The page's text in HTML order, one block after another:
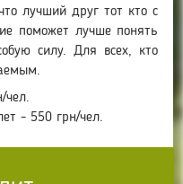
лучший друг тот кто с
поможет лучше понять
силу. Для всех, кто
чел.
- 550 грн/чел.